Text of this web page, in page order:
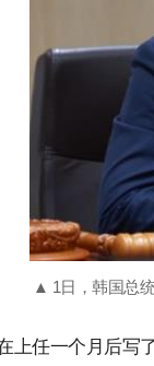
▲ 1日，韩国总
上任一个月后写